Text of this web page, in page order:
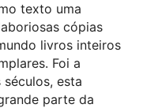
texto uma
cópias
livros inteiros
Foi a
séculos, esta
parte da